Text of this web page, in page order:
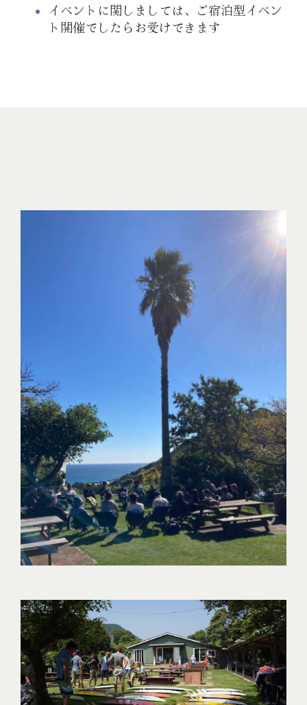
イベントに関しましては、ご宿泊型イベン
ト開催でしたらお受けできます